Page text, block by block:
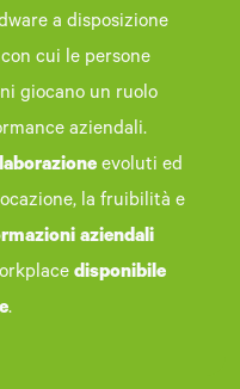
a disposizione
cui le persone
giocano un ruolo
aziendali.
evoluti ed
la fruibilità e
aziendali
disponibile
.